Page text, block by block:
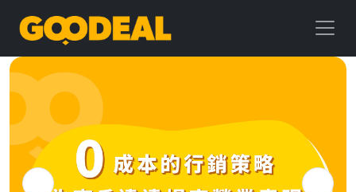
GOODEAL
早
早
鳥